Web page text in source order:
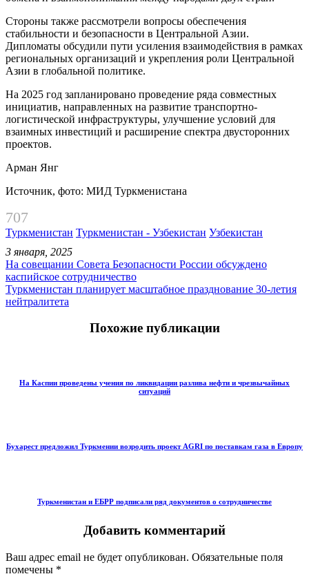
Стороны также рассмотрели вопросы обеспечения
стабильности и безопасности в Центральной Азии.
Дипломаты обсудили пути усиления взаимодействия в рамках
региональных организаций и укрепления роли Центральной
Азии в глобальной политике.
На 2025 год запланировано проведение ряда совместных
инициатив, направленных на развитие транспортно-
логистической инфраструктуры, улучшение условий для
взаимных инвестиций и расширение спектра двусторонних
проектов.
Арман Янг
Источник, фото: МИД Туркменистана
707
Туркменистан Туркменистан - Узбекистан Узбекистан
3 января, 2025
На совещании Совета Безопасности России обсуждено
каспийское сотрудничество
Туркменистан планирует масштабное празднование 30-летия
нейтралитета
Похожие публикации
На Каспии проведены учения по ликвидации разлива нефти и чрезвычайных
ситуаций
Бухарест предложил Туркмении возродить проект AGRI по поставкам газа в Европу
Туркменистан и ЕБРР подписали ряд документов о сотрудничестве
Добавить комментарий
Ваш адрес email не будет опубликован. Обязательные поля
помечены *